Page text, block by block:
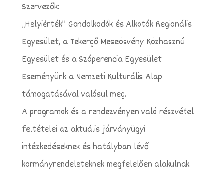
Szervezők:
„Helyiérték” Gondolkodók és Alkotók Regionális
Egyesület, a Tekergő Meseösvény Közhasznú
Egyesület és a Szóperencia Egyesület
Eseményünk a Nemzeti Kulturális Alap
támogatásával valósul meg.
A programok és a rendezvényen való részvétel
feltételei az aktuális járványügyi
intézkedéseknek és hatályban lévő
kormányrendeleteknek megfelelően alakulnak.